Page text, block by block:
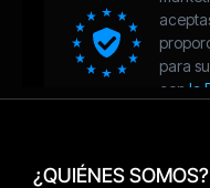
¿QUIÉNES SOMOS?